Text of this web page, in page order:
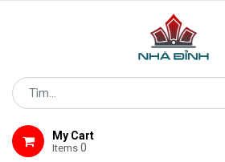
My Cart
Items 0